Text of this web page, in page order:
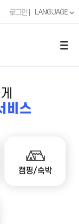
로그인 LANGUAGE
비스
캠핑/숙박